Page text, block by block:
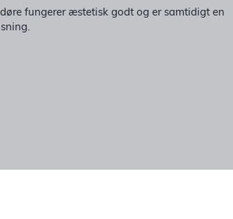
fungerer æstetisk godt og er samtidigt en